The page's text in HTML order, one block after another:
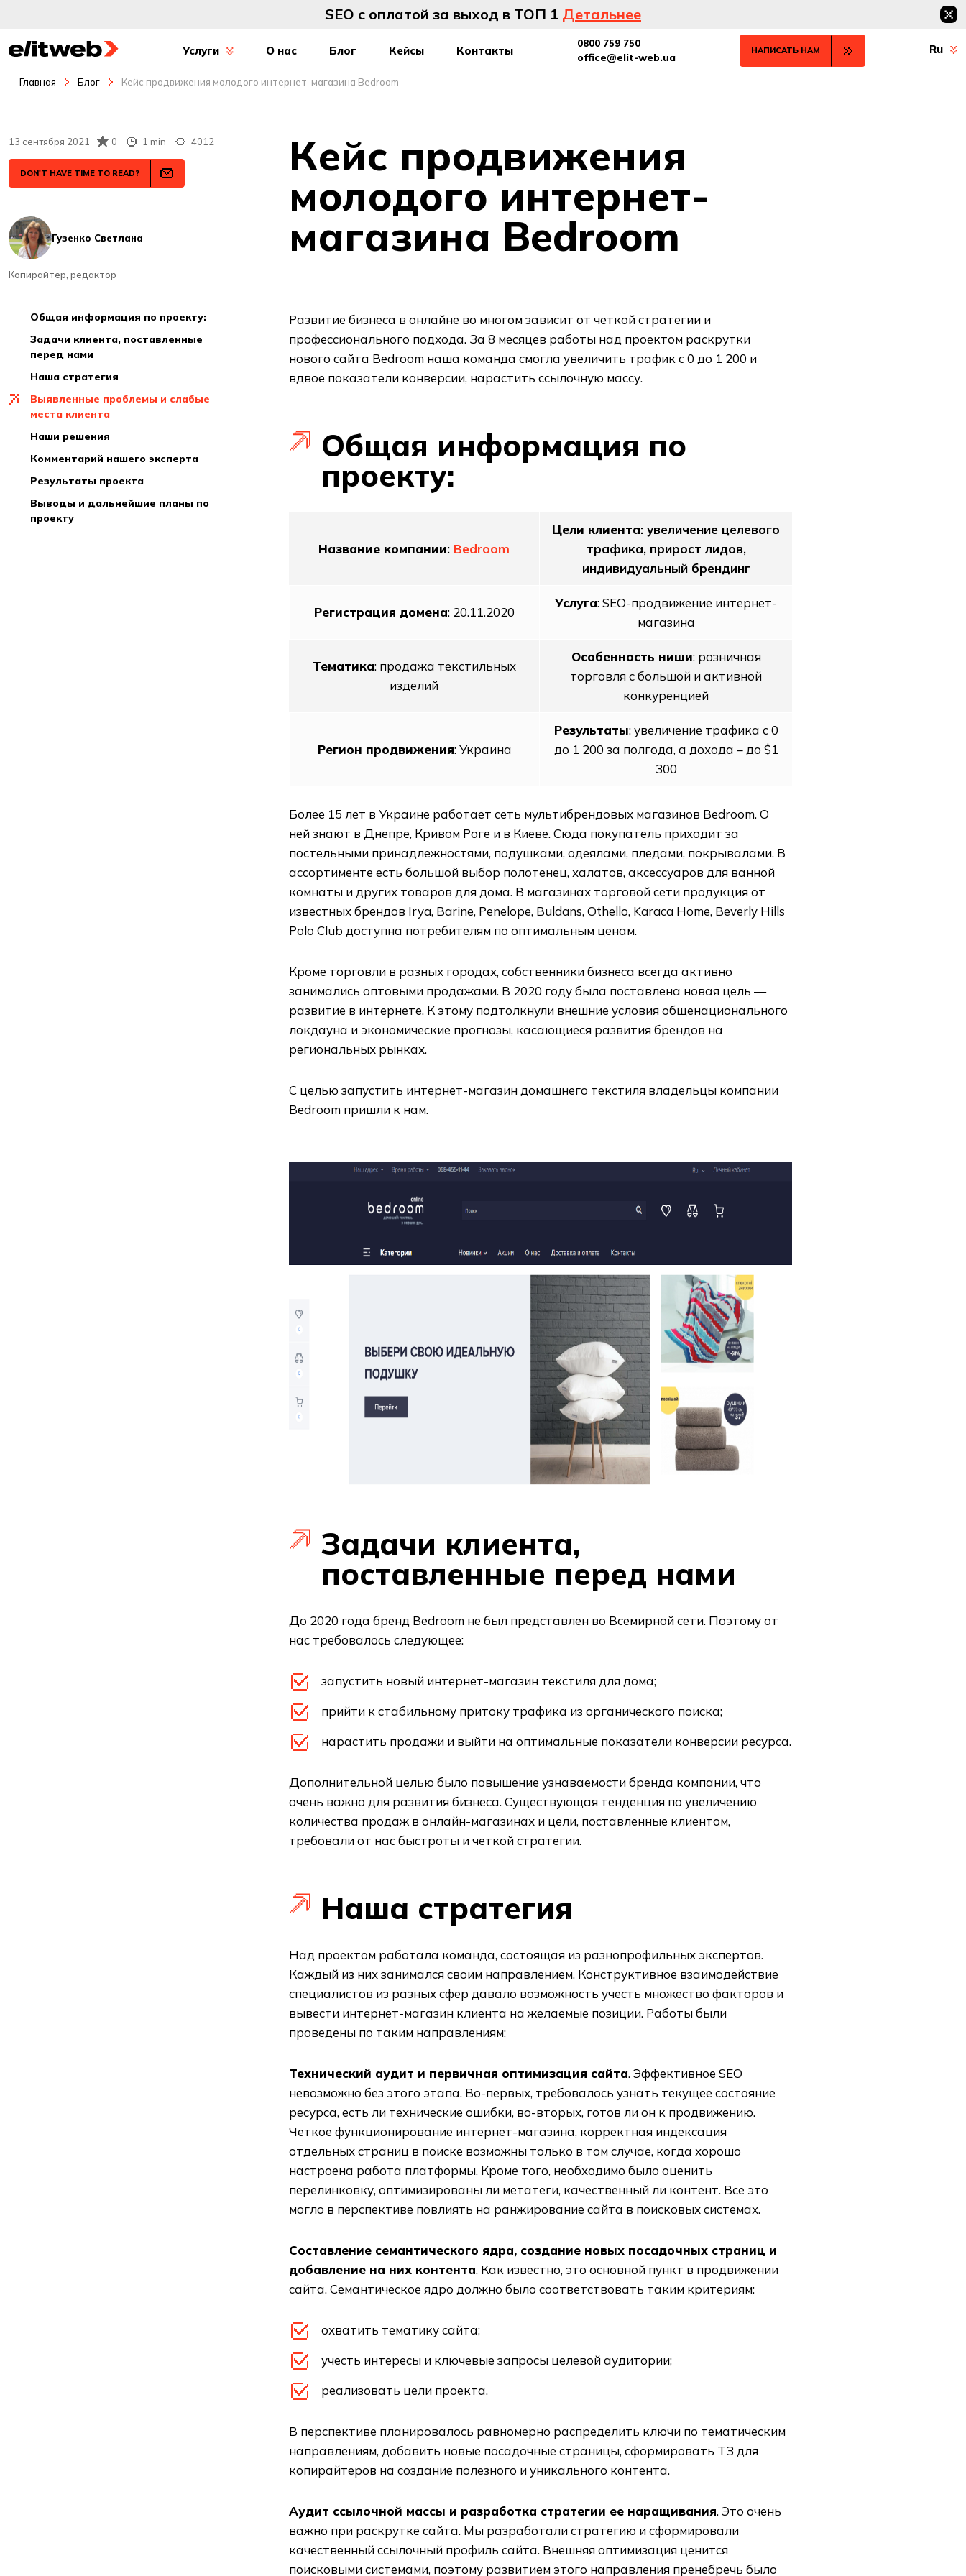
SEO с оплатой за выход в ТОП 1 Детальнее
Услуги О нас Блог Кейсы Контакты
0800 759 750
office@elit-web.ua
НАПИСАТЬ НАМ Ru
Главная Блог Кейс продвижения молодого интернет-магазина Bedroom
13 сентября 2021 0 1 min 4012
DON'T HAVE TIME TO READ?
Гузенко Светлана
Копирайтер, редактор
Кейс продвижения
молодого интернет-
магазина Bedroom
общая информация по проекту:
задачи клиента, поставленные
перед нами
наша стратегия
выявленные проблемы и слабые
места клиента
наши решения
комментарий нашего эксперта
результаты проекта
выводы и дальнейшие планы по
проекту
Развитие бизнеса в онлайне во многом зависит от четкой стратегии и
профессионального подхода. За 8 месяцев работы над проектом раскрутки
нового сайта Bedroom наша команда смогла увеличить трафик с 0 до 1 200 и
вдвое показатели конверсии, нарастить ссылочную массу.
Общая информация по
проекту:
Название компании: Bedroom
Цели клиента: увеличение целевого
трафика, прирост лидов,
индивидуальный брендинг
Регистрация домена: 20.11.2020
Услуга: SEO-продвижение интернет-
магазина
Тематика: продажа текстильных
изделий
Особенность ниши: розничная
торговля с большой и активной
конкуренцией
Регион продвижения: Украина
Результаты: увеличение трафика с 0
до 1 200 за полгода, а дохода – до $1
300
Более 15 лет в Украине работает сеть мультибрендовых магазинов Bedroom. О
ней знают в Днепре, Кривом Роге и в Киеве. Сюда покупатель приходит за
постельными принадлежностями, подушками, одеялами, пледами, покрывалами. В
ассортименте есть большой выбор полотенец, халатов, аксессуаров для ванной
комнаты и других товаров для дома. В магазинах торговой сети продукция от
известных брендов Irya, Barine, Penelope, Buldans, Othello, Karaca Home, Beverly Hills
Polo Club доступна потребителям по оптимальным ценам.
Кроме торговли в разных городах, собственники бизнеса всегда активно
занимались оптовыми продажами. В 2020 году была поставлена новая цель —
развитие в интернете. К этому подтолкнули внешние условия общенационального
локдауна и экономические прогнозы, касающиеся развития брендов на
региональных рынках.
С целью запустить интернет-магазин домашнего текстиля владельцы компании
Bedroom пришли к нам.
Задачи клиента,
поставленные перед нами
До 2020 года бренд Bedroom не был представлен во Всемирной сети. Поэтому от
нас требовалось следующее:
запустить новый интернет-магазин текстиля для дома;
прийти к стабильному притоку трафика из органического поиска;
нарастить продажи и выйти на оптимальные показатели конверсии ресурса.
Дополнительной целью было повышение узнаваемости бренда компании, что
очень важно для развития бизнеса. Существующая тенденция по увеличению
количества продаж в онлайн-магазинах и цели, поставленные клиентом,
требовали от нас быстроты и четкой стратегии.
Наша стратегия
Над проектом работала команда, состоящая из разнопрофильных экспертов.
Каждый из них занимался своим направлением. Конструктивное взаимодействие
специалистов из разных сфер давало возможность учесть множество факторов и
вывести интернет-магазин клиента на желаемые позиции. Работы были
проведены по таким направлениям:
Технический аудит и первичная оптимизация сайта. Эффективное SEO
невозможно без этого этапа. Во-первых, требовалось узнать текущее состояние
ресурса, есть ли технические ошибки, во-вторых, готов ли он к продвижению.
Четкое функционирование интернет-магазина, корректная индексация
отдельных страниц в поиске возможны только в том случае, когда хорошо
настроена работа платформы. Кроме того, необходимо было оценить
перелинковку, оптимизированы ли метатеги, качественный ли контент. Все это
могло в перспективе повлиять на ранжирование сайта в поисковых системах.
Составление семантического ядра, создание новых посадочных страниц и
добавление на них контента. Как известно, это основной пункт в продвижении
сайта. Семантическое ядро должно было соответствовать таким критериям:
охватить тематику сайта;
учесть интересы и ключевые запросы целевой аудитории;
реализовать цели проекта.
В перспективе планировалось равномерно распределить ключи по тематическим
направлениям, добавить новые посадочные страницы, сформировать ТЗ для
копирайтеров на создание полезного и уникального контента.
Аудит ссылочной массы и разработка стратегии ее наращивания. Это очень
важно при раскрутке сайта. Мы разработали стратегию и сформировали
качественный ссылочный профиль сайта. Внешняя оптимизация ценится
поисковыми системами, поэтому развитием этого направления пренебречь было